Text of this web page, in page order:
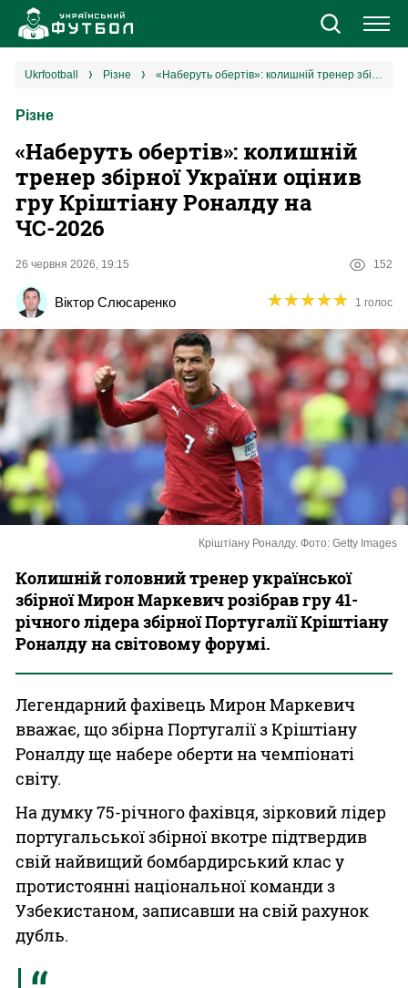
Новини
Єврокубки
УПЛ
Різне
Букмекери
Казино
ukrfootball різне «Наберуть обертів»: колишній тренер збірної України оцінив гру Кріштіану Роналду на ЧС-2026
Різне
«Наберуть обертів»: колишній
тренер збірної України оцінив
гру Кріштіану Роналду на
ЧС-2026
26 червня 2026, 19:15 152
Віктор Слюсаренко ★★★★★
★★★★★ 1 голос
Кріштіану Роналду. Фото: Getty Images
Колишній головний тренер української
збірної Мирон Маркевич розібрав гру 41-
річного лідера збірної Португалії Кріштіану
Роналду на світовому форумі.
Легендарний фахівець Мирон Маркевич
вважає, що збірна Португалії з Кріштіану
Роналду ще набере оберти на чемпіонаті
світу.
На думку 75-річного фахівця, зірковий лідер
португальської збірної вкотре підтвердив
свій найвищий бомбардирський клас у
протистоянні національної команди з
Узбекистаном, записавши на свій рахунок
дубль.